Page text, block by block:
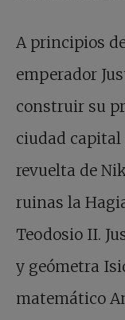
A principios
emperador
construir su
ciudad capital
revuelta de
ruinas la
Teodosio II.
y geómetra
matemático